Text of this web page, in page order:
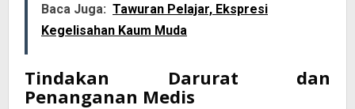
Baca Juga: Tawuran Pelajar, Ekspresi
Kegelisahan Kaum Muda
Tindakan Darurat dan
Penanganan Medis